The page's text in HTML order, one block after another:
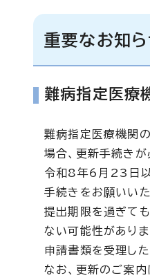
重要なお知ら
難病指定医療
難病指定医療機関
場合、更新手続きが
令和8年6月23日以
手続きをお願いいた
提出期限を過ぎて
ない可能性があり
申請書類を受理した
なお、更新のご案内